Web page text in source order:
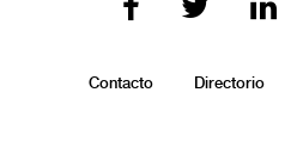
Contacto Directorio